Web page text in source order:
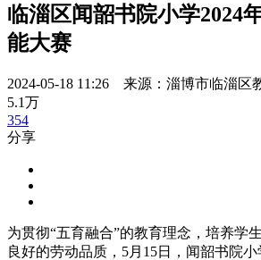
临淄区闻韶书院小学2024
能大赛
2024-05-18 11:26 来源：淄博市临淄
5.1万
354
分享
为贯彻“五育融合”的教育理念，培养学
良好的劳动品质，5月15日，闻韶书院